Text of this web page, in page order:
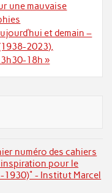
une mauvaise
et demain –
2023),
18h »
numéro des cahiers
inspiration pour le
1930)" - Institut Marcel